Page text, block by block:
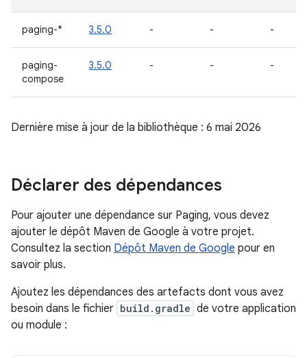
paging-* 3.5.0 - - -
paging-
compose
3.5.0 - - -
Dernière mise à jour de la bibliothèque : 6 mai 2026
Déclarer des dépendances
Pour ajouter une dépendance sur Paging, vous devez
ajouter le dépôt Maven de Google à votre projet.
Consultez la section Dépôt Maven de Google pour en
savoir plus.
Ajoutez les dépendances des artefacts dont vous avez
besoin dans le fichier build.gradle de votre application
ou module :